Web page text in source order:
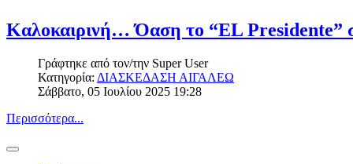
Καλοκαιρινή… Όαση το “EL Presidente”
Γράφτηκε από τον/την Super User
Κατηγορία: ΔΙΑΣΚΕΔΑΣΗ ΑΙΓΑΛΕΩ
Σάββατο, 05 Ιουλίου 2025 19:28
Περισσότερα...